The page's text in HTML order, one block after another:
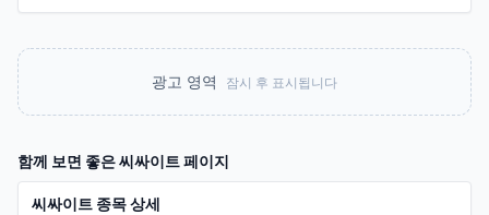
광고 영역 잠시 후 표시됩니다
함께 보면 좋은씨싸이트페이지
씨싸이트 종목 상세